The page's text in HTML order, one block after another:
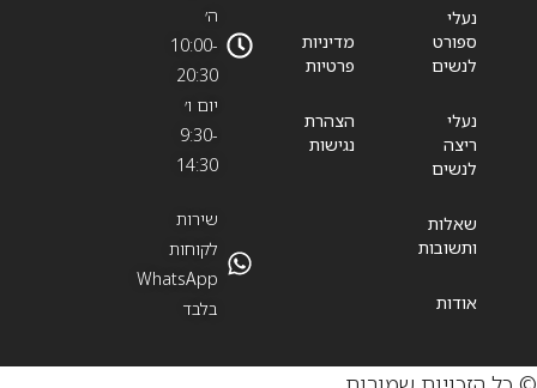
נעלי
ספורט
לנשים
נעלי
ריצה
לנשים
שאלות
ותשובות
אודות
מדיניות
פרטיות
הצהרת
נגישות
ה׳
10:00-
20:30
יום ו׳
9:30-
14:30
שירות
לקוחות
WhatsApp
בלבד